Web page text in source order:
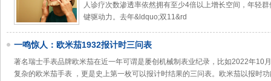
人诊疗次数渗透率依然拥有至少4倍以上增长空间，年轻
键驱动力。去年&ldquo;双11&rd
一鸣惊人：欧米茄1932报计时三问表
著名瑞士手表品牌欧米茄‬在近一年‬可谓是‬屡创机械制表业纪录‬，比如2022年10
复杂的‬欧米茄‬手表 ‬，更‬是‬史上‬第一枚‬可以报‬计时结果的‬三问表‬。欧米茄以报时